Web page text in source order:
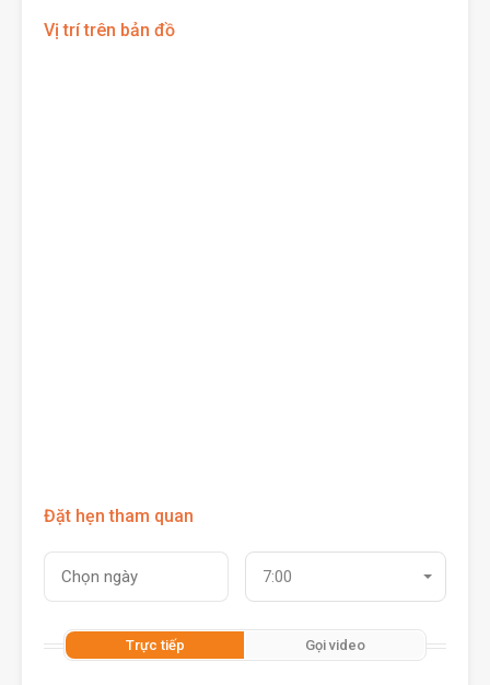
Vị trí trên bản đồ
Đặt hẹn tham quan
7:00
Trực tiếp Gọi video